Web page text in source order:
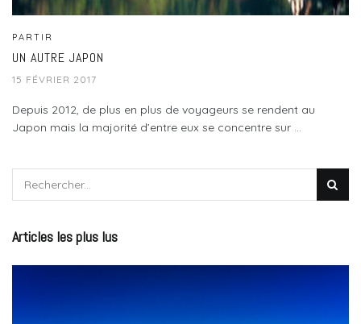
PARTIR
UN AUTRE JAPON
15 FÉVRIER 2017
Depuis 2012, de plus en plus de voyageurs se rendent au
Japon mais la majorité d’entre eux se concentre sur ...
Articles les plus lus